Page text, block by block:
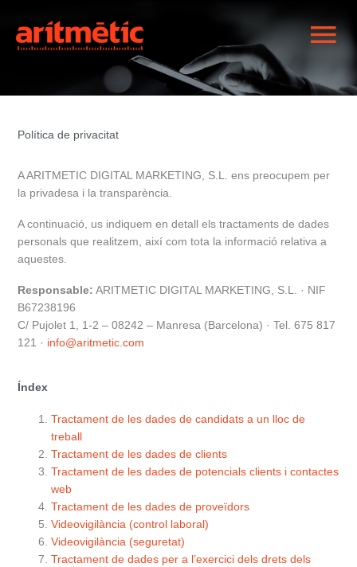
Política de privacitat
A ARITMETIC DIGITAL MARKETING, S.L. ens preocupem per
la privadesa i la transparència.
A continuació, us indiquem en detall els tractaments de dades
personals que realitzem, així com tota la informació relativa a
aquestes.
Responsable: ARITMETIC DIGITAL MARKETING, S.L. · NIF
B67238196
C/ Pujolet 1, 1-2 – 08242 – Manresa (Barcelona) · Tel. 675 817
121 · info@aritmetic.com
Índex
Tractament de les dades de candidats a un lloc de
treball
Tractament de les dades de clients
Tractament de les dades de potencials clients i contactes
web
Tractament de les dades de proveïdors
Videovigilància (control laboral)
Videovigilància (seguretat)
Tractament de dades per a l’exercici dels drets dels